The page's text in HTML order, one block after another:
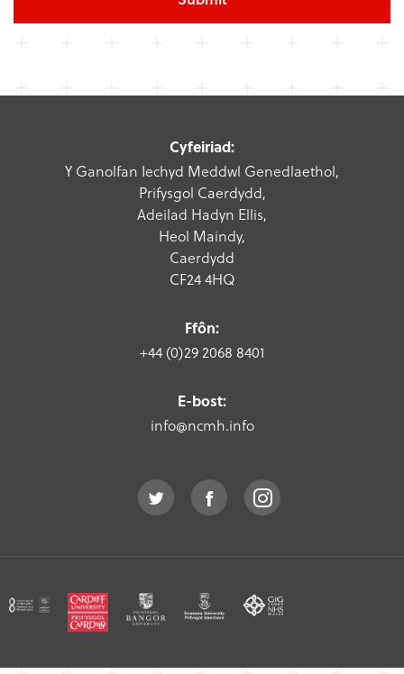
Cyfeiriad:
Y Ganolfan Iechyd Meddwl Genedlaethol,
Prifysgol Caerdydd,
Adeilad Hadyn Ellis,
Heol Maindy,
Caerdydd
CF24 4HQ
Ffôn:
+44 (0)29 2068 8401
E-bost:
info@ncmh.info